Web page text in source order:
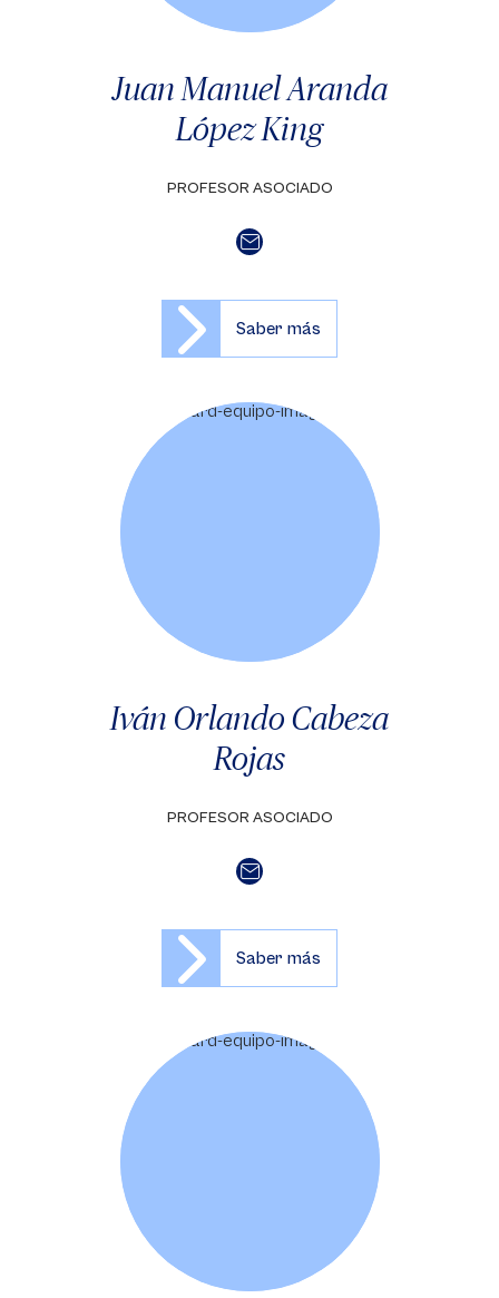
Juan Manuel Aranda
López King
PROFESOR ASOCIADO
Saber más
Iván Orlando Cabeza
Rojas
PROFESOR ASOCIADO
Saber más